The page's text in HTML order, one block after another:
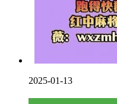
2025-01-13